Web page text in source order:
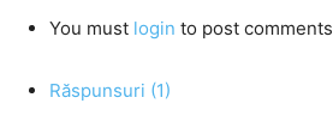
You must login to post comments
Răspunsuri (1)